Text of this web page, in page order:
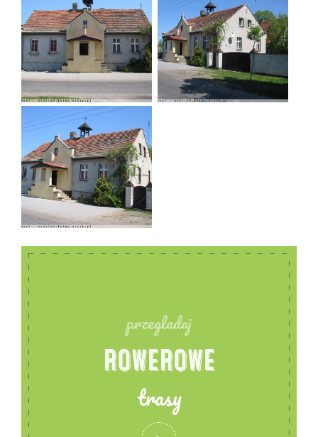
przegladaj
ROWEROWE
trasy